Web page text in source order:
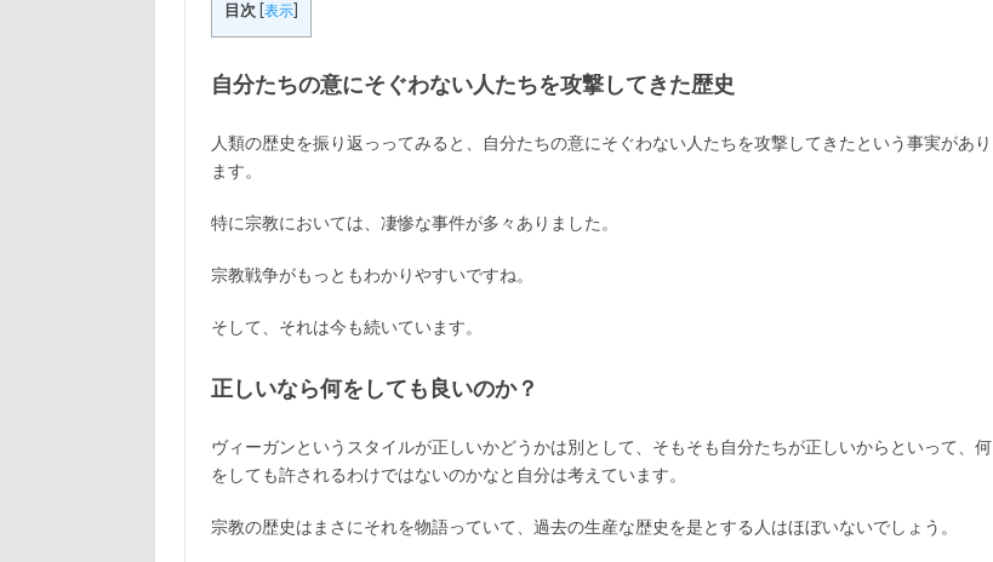
目次 [表示]
自分たちの意にそぐわない人たちを攻撃してきた歴史
人類の歴史を振り返っってみると、自分たちの意にそぐわない人たちを攻撃してきたという事実があり
ます。
特に宗教においては、凄惨な事件が多々ありました。
宗教戦争がもっともわかりやすいですね。
そして、それは今も続いています。
正しいなら何をしても良いのか？
ヴィーガンというスタイルが正しいかどうかは別として、そもそも自分たちが正しいからといって、何
をしても許されるわけではないのかなと自分は考えています。
宗教の歴史はまさにそれを物語っていて、過去の生産な歴史を是とする人はほぼいないでしょう。